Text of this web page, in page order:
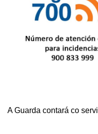
A Guarda contará co